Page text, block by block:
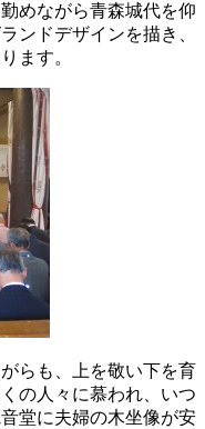
めながら青森城代を仰
ンドデザインを描き、
ます。
らも、上を敬い下を育
の人々に慕われ、いつ
堂に夫婦の木坐像が安